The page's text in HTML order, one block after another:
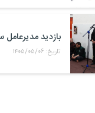
تاریخ: ۱۴۰۵/۰۵/۰۶